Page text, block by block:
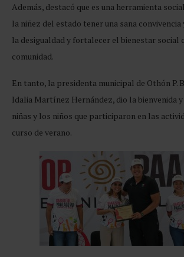
Además, destacó que es una herramienta
la niñez del estado tener una sana convivencia
la desigualdad y fortalecer el bienestar social
comunidad.
En tanto, la presidenta municipal de Othón P.
Idalia Martínez Hernández, dio la bienvenida
niñas y los niños que participaron en las
curso de verano.